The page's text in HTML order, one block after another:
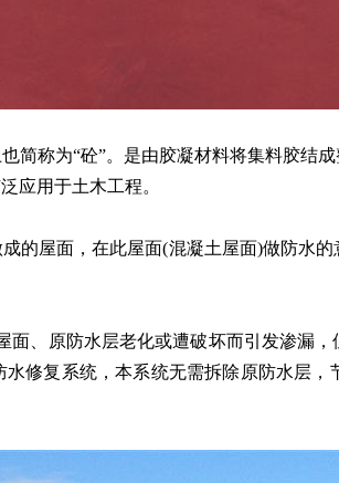
称为“砼”。是由胶凝材料将集料胶结
应用于土木工程。
的屋面，在此屋面(混凝土屋面)做防水
原防水层老化或遭破坏而引发渗漏，
修复系统，本系统无需拆除原防水层